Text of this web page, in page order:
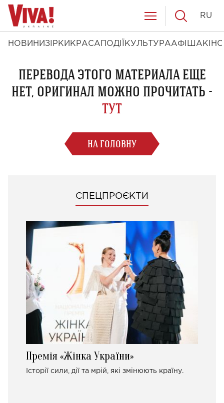
НОВИНИ ЗІРКИ КРАСА ПОДІЇ КУЛЬТУРААФІША КІНО
RU
ПЕРЕВОДА ЭТОГО МАТЕРИАЛА ЕЩЕ
НЕТ, ОРИГИНАЛ МОЖНО ПРОЧИТАТЬ -
ТУТ
НА ГОЛОВНУ
СПЕЦПРОЄКТИ
Премія «Жінка України»
Історії сили, дії та мрій, які змінюють країну.